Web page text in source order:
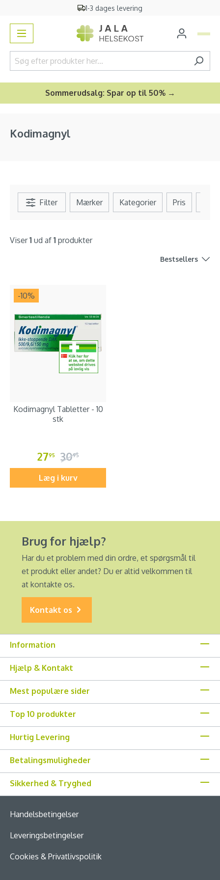
1-3 dages levering
Sommerudsalg: Spar op til 50% →
Kodimagnyl
Filter Mærker Kategorier Pris
Viser1 ud af 1 produkter
Bestsellers
-10%
Kodimagnyl Tabletter - 10
stk
2795 3095
Læg i kurv
Brug for hjælp?
Har du et problem med din ordre, et spørgsmål til
et produkt eller andet? Du er altid velkommen til
at kontakte os.
Kontakt os
Information
Hjælp & Kontakt
Mest populære sider
Top 10 produkter
Hurtig Levering
Betalingsmuligheder
Sikkerhed & Tryghed
Handelsbetingelser
Leveringsbetingelser
Cookies & Privatlivspolitik